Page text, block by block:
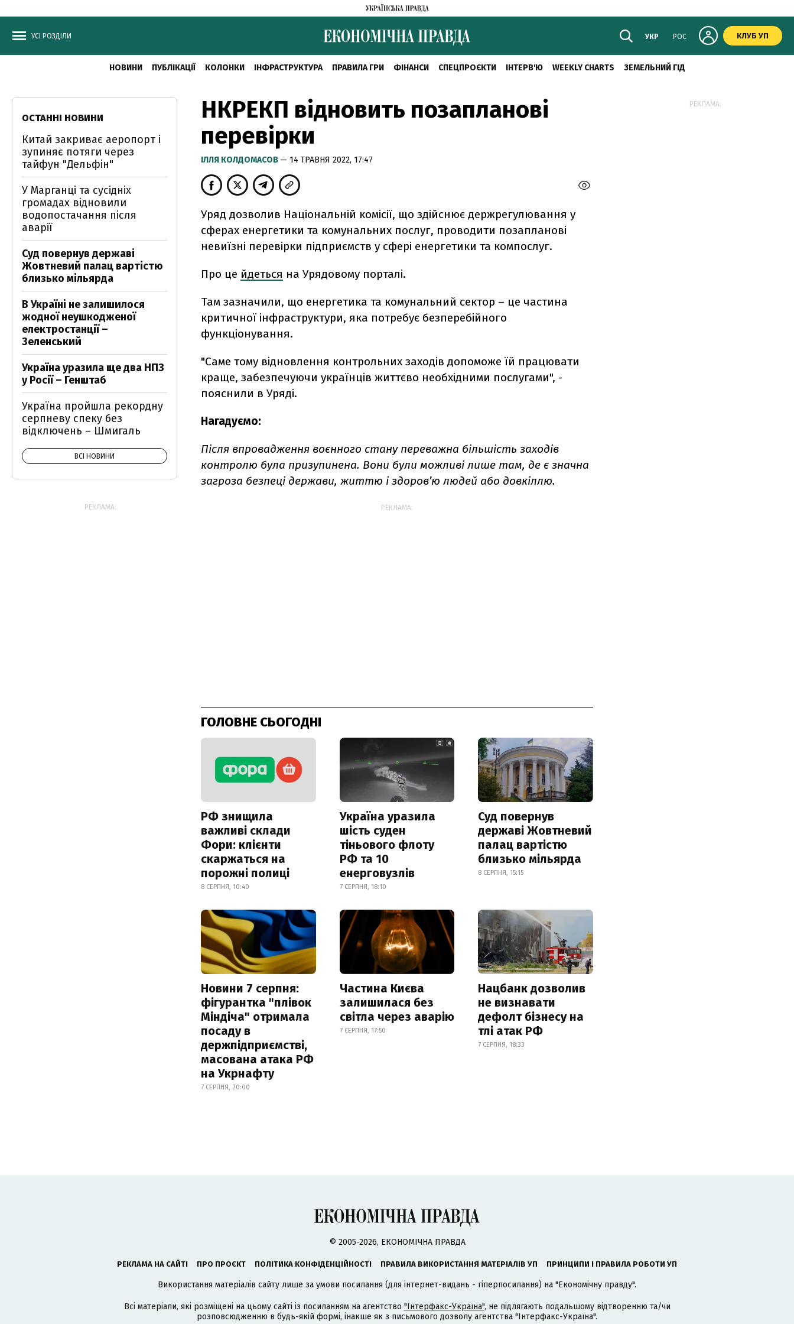
УСІ РОЗДІЛИ УКР РОС КЛУБ УП
НОВИНИ ПУБЛІКАЦІЇ КОЛОНКИ ІНФРАСТРУКТУРА ПРАВИЛА ГРИ ФІНАНСИ СПЕЦПРОЄКТИ ІНТЕРВ'Ю WEEKLY CHARTS ЗЕМЕЛЬНИЙ ГІД
НКРЕКП відновить позапланові
перевірки
ІЛЛЯ КОЛДОМАСОВ — 14 ТРАВНЯ 2022, 17:47
Уряд дозволив Національній комісії, що здійснює держрегулювання у
сферах енергетики та комунальних послуг, проводити позапланові
невиїзні перевірки підприємств у сфері енергетики та компослуг.
Про це йдеться на Урядовому порталі.
Там зазначили, що енергетика та комунальний сектор – це частина
критичної інфраструктури, яка потребує безперебійного
функціонування.
"Саме тому відновлення контрольних заходів допоможе їй працювати
краще, забезпечуючи українців життєво необхідними послугами", -
пояснили в Уряді.
Нагадуємо:
Після впровадження воєнного стану переважна більшість заходів
контролю була призупинена. Вони були можливі лише там, де є значна
загроза безпеці держави, життю і здоров’ю людей або довкіллю.
РЕКЛАМА:
ГОЛОВНЕ СЬОГОДНІ
РФ знищила
важливі склади
Фори: клієнти
скаржаться на
порожні полиці
8 СЕРПНЯ, 10:40
Україна уразила
шість суден
тіньового флоту
РФ та 10
енерговузлів
7 СЕРПНЯ, 18:10
Суд повернув
державі Жовтневий
палац вартістю
близько мільярда
8 СЕРПНЯ, 15:15
Новини 7 серпня:
фігурантка "плівок
Міндіча" отримала
посаду в
держпідприємстві,
масована атака РФ
на Укрнафту
7 СЕРПНЯ, 20:00
Частина Києва
залишилася без
світла через аварію
7 СЕРПНЯ, 17:50
Нацбанк дозволив
не визнавати
дефолт бізнесу на
тлі атак РФ
7 СЕРПНЯ, 18:33
ОСТАННІ НОВИНИ
Китай закриває аеропорт і
зупиняє потяги через
тайфун "Дельфін"
У Марганці та сусідніх
громадах відновили
водопостачання після
аварії
Суд повернув державі
Жовтневий палац вартістю
близько мільярда
В Україні не залишилося
жодної неушкодженої
електростанції –
Зеленський
Україна уразила ще два НПЗ
у Росії – Генштаб
Україна пройшла рекордну
серпневу спеку без
відключень – Шмигаль
ВСІ НОВИНИ
РЕКЛАМА:
РЕКЛАМА:
© 2005-2026, ЕКОНОМІЧНА ПРАВДА
РЕКЛАМА НА САЙТІ ПРО ПРОЄКТ ПОЛІТИКА КОНФІДЕНЦІЙНОСТІ ПРАВИЛА ВИКОРИСТАННЯ МАТЕРІАЛІВ УП ПРИНЦИПИ І ПРАВИЛА РОБОТИ УП
Використання матеріалів сайту лише за умови посилання (для інтернет-видань - гіперпосилання) на "Економічну правду".
Всі матеріали, які розміщені на цьому сайті із посиланням на агентство "Інтерфакс-Україна", не підлягають подальшому відтворенню та/чи
розповсюдженню в будь-якій формі, інакше як з письмового дозволу агентства "Інтерфакс-Україна".